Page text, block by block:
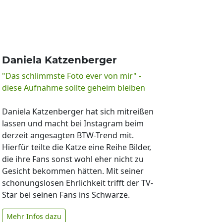
Daniela Katzenberger
"Das schlimmste Foto ever von mir" -
diese Aufnahme sollte geheim bleiben
Daniela Katzenberger hat sich mitreißen
lassen und macht bei Instagram beim
derzeit angesagten BTW-Trend mit.
Hierfür teilte die Katze eine Reihe Bilder,
die ihre Fans sonst wohl eher nicht zu
Gesicht bekommen hätten. Mit seiner
schonungslosen Ehrlichkeit trifft der TV-
Star bei seinen Fans ins Schwarze.
Mehr Infos dazu